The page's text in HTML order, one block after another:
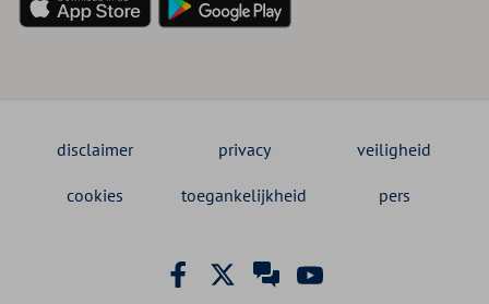
disclaimer privacy veiligheid
cookies toegankelijkheid pers